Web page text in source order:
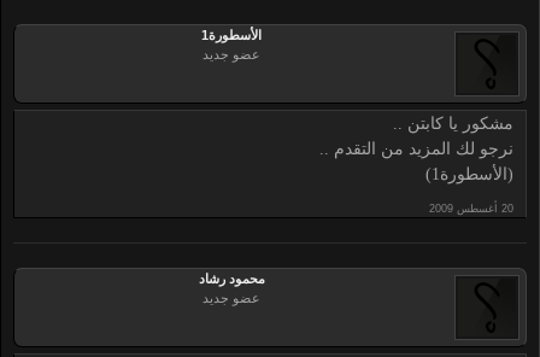
الأسطورة1
عضو جديد
مشكور يا كابتن ..
نرجو لك المزيد من التقدم ..
(الأسطورة1)
محمود رشاد
عضو جديد